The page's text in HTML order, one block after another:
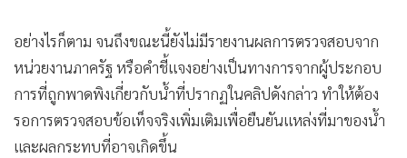
อย่างไรก็ตาม จนถึงขณะนี้ยังไม่มีรายงานผลการตรวจสอบจาก
หน่วยงานภาครัฐ หรือคำชี้แจงอย่างเป็นทางการจากผู้ประกอบ
การที่ถูกพาดพิงเกี่ยวกับน้ำที่ปรากฏในคลิปดังกล่าว ทำให้ต้อง
รอการตรวจสอบข้อเท็จจริงเพิ่มเติมเพื่อยืนยันแหล่งที่มาของน้ำ
และผลกระทบที่อาจเกิดขึ้น